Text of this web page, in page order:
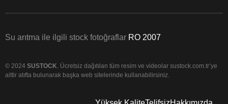
Su arıtma ile ilgili stock fotoğraflar RO 2007
© 2024 SUSTOCK . Ücretsiz dağıtılan tüm resim ve videolar sustock.com.tr’ye
aittir atıfta bulunarak başka web sitelerinde kullanabilirsiniz.